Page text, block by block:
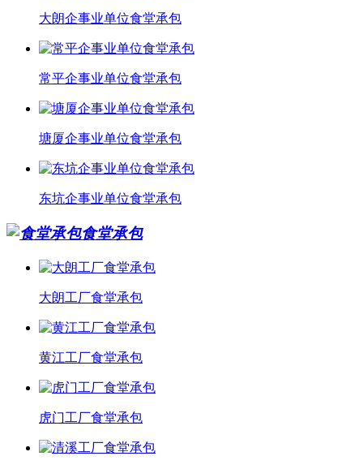
大朗企事业单位食堂承包
常平企事业单位食堂承包
塘厦企事业单位食堂承包
东坑企事业单位食堂承包
食堂承包
大朗工厂食堂承包
黄江工厂食堂承包
虎门工厂食堂承包